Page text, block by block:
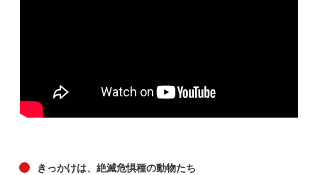
きっかけは、絶滅危惧種の動物たち